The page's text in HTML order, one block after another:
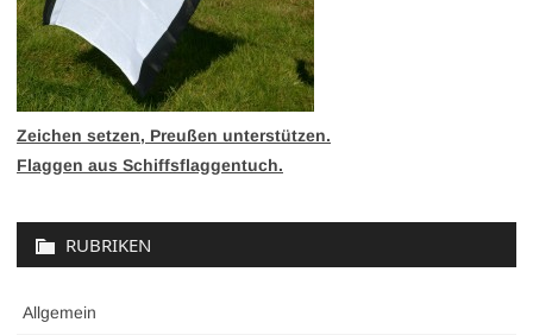
Zeichen setzen, Preußen unterstützen.
Flaggen aus Schiffsflaggentuch.
RUBRIKEN
Allgemein